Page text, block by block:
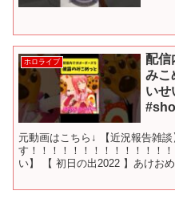
ホロライブ
配信
みこ
いせ
元動画はこちら↓ 【近況報告雑談
す！！！！！！！！！！！！！
い】 【 初日の出2022 】あけお
も無事...